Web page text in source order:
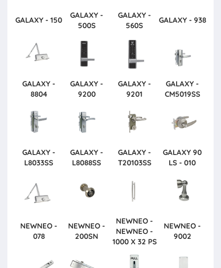
GALAXY - 150
GALAXY -
500S
GALAXY -
560S
GALAXY - 938
GALAXY -
8804
GALAXY -
9200
GALAXY -
9201
GALAXY -
CM5019SS
GALAXY -
L8033SS
GALAXY -
L8088SS
GALAXY -
T20103SS
GALAXY 90
LS - 010
NEWNEO -
078
NEWNEO -
200SN
NEWNEO -
NEWNEO -
1000 X 32 PS
NEWNEO -
9002